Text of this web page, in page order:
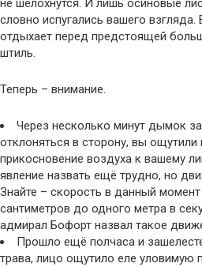
не шелохнутся. И лишь осиновые
словно испугались вашего взгляда.
отдыхает перед предстоящей
штиль.
Теперь – внимание.
Через несколько минут дымок
отклоняться в сторону, вы
прикосновение воздуха к вашему
явление назвать ещё трудно, но
Знайте – скорость в данный момент
сантиметров до одного метра в
адмирал Бофорт назвал такое
Прошло ещё полчаса и
трава, лицо ощутило еле уловимую